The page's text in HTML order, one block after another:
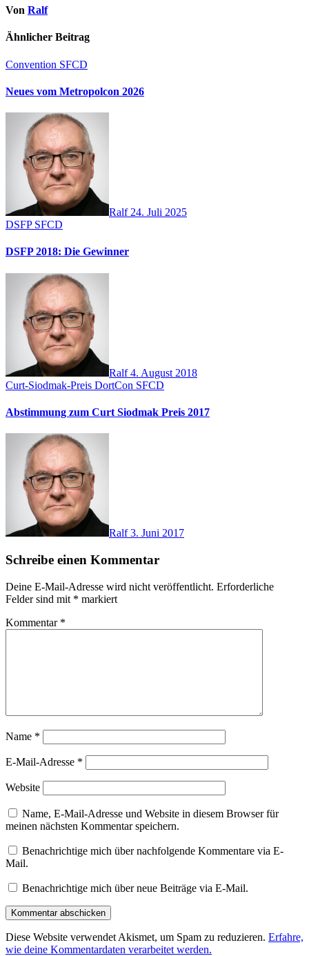
Von Ralf
Ähnlicher Beitrag
Convention SFCD
Neues vom Metropolcon 2026
Ralf 24. Juli 2025
DSFP SFCD
DSFP 2018: Die Gewinner
Ralf4. August 2018
Curt-Siodmak-Preis DortCon SFCD
Abstimmung zum Curt Siodmak Preis 2017
Ralf3. Juni 2017
Schreibe einen Kommentar
Deine E-Mail-Adresse wird nicht veröffentlicht. Erforderliche
Felder sind mit * markiert
Kommentar *
Name *
E-Mail-Adresse *
Website
Name, E-Mail-Adresse und Website in diesem Browser für
meinen nächsten Kommentar speichern.
Benachrichtige mich über nachfolgende Kommentare via E-
Mail.
Benachrichtige mich über neue Beiträge via E-Mail.
Diese Website verwendet Akismet, um Spam zu reduzieren. Erfahre,
wie deine Kommentardaten verarbeitet werden.